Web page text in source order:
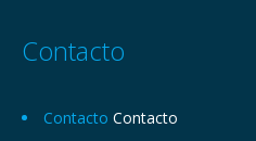
Contacto
Contacto Contacto